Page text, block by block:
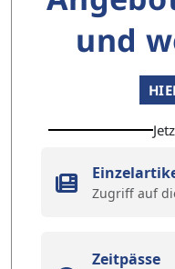
und
Zugriff auf
Zeitpässe